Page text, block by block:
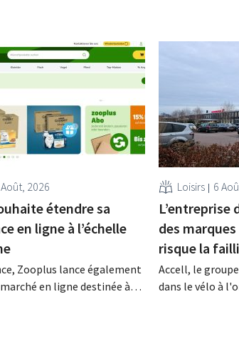
2026
étendre sa
en ligne à l’échelle
Zooplus lance également
en ligne destinée à
Loisirs 6
L’entreprise
des
risque la
Accell, le
dans le vélo à